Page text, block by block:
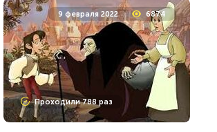
9 февраля 2022 6874
Проходили 788 раз